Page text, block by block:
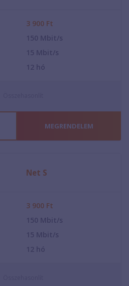
3 900 Ft
150 Mbit/s
15 Mbit/s
12 hó
MEGRENDELEM
Net S
3 900 Ft
150 Mbit/s
15 Mbit/s
12 hó